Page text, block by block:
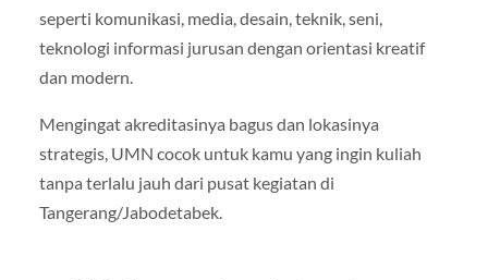
seperti komunikasi, media, desain, teknik, seni,
teknologi informasi jurusan dengan orientasi kreatif
dan modern.
Mengingat akreditasinya bagus dan lokasinya
strategis, UMN cocok untuk kamu yang ingin kuliah
tanpa terlalu jauh dari pusat kegiatan di
Tangerang/Jabodetabek.